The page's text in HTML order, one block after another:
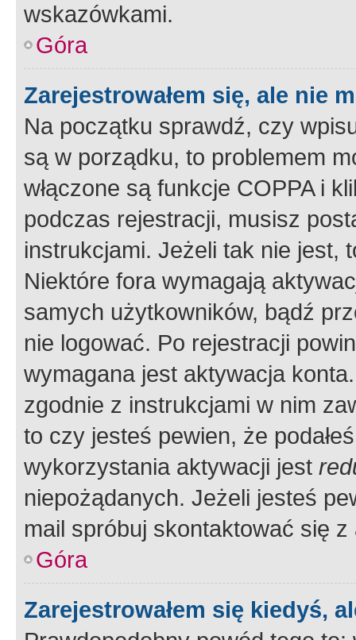
wskazówkami.
Góra
Zarejestrowałem się, ale nie
Na początku sprawdź, czy
są w porządku, to problemem
włączone są funkcje COPPA i
podczas rejestracji, musisz
instrukcjami. Jeżeli tak nie jest,
Niektóre fora wymagają
samych użytkowników, bądź
nie logować. Po rejestracji
wymagana jest aktywacja
zgodnie z instrukcjami w nim
to czy jesteś pewien, że
wykorzystania aktywacji jest
niepożądanych. Jeżeli jesteś
mail spróbuj skontaktować się
Góra
Zarejestrowałem się kiedyś,